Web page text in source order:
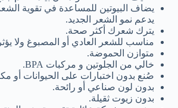
يضاف البيوتين للمساعدة في تقوية
يدعم نمو الشعر الجديد.
يترك شعرك أكثر صحة.
مناسب للشعر العادي أو المصبوغ ولا
متوازن الحموضة.
خالي من الجلوتين و مركبات BPA.
صُنع بدون اختبارات على الحيوانات أو
بدون لون صناعي أو رائحة.
بدون زيوت ثقيلة.